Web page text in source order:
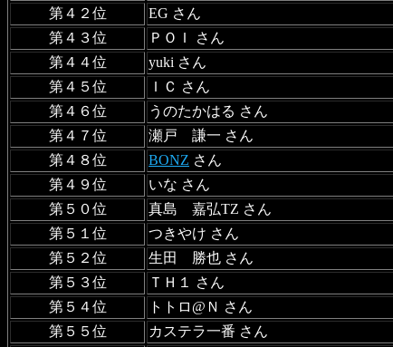
第４２位
EG さん
第４３位
ＰＯＩ さん
第４４位
yuki さん
第４５位
ＩＣ さん
第４６位
うのたかはる さん
第４７位
瀬戸 謙一 さん
第４８位
BONZ さん
第４９位
いな さん
第５０位
真島 嘉弘TZ さん
第５１位
つきやけ さん
第５２位
生田 勝也 さん
第５３位
ＴＨ１ さん
第５４位
トトロ@Ｎ さん
第５５位
カステラ一番 さん